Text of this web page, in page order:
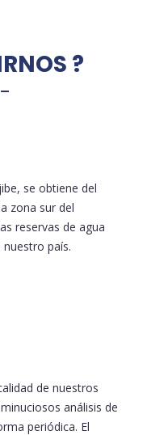
?
se obtiene del
zona sur del
reservas de agua
país.
de nuestros
análisis de
periódica. El